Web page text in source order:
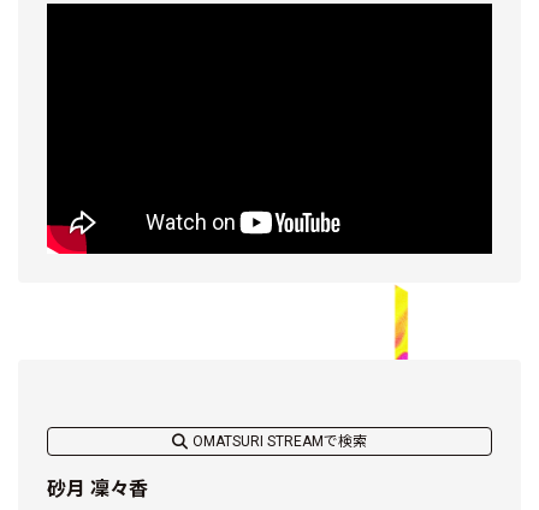
OMATSURI STREAMで検索
砂月 凜々香